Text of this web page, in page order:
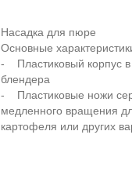
Насадка для пюре
Основные
- Пластиковый корпус в
блендера
- Пластиковые ножи
медленного вращения
картофеля или других